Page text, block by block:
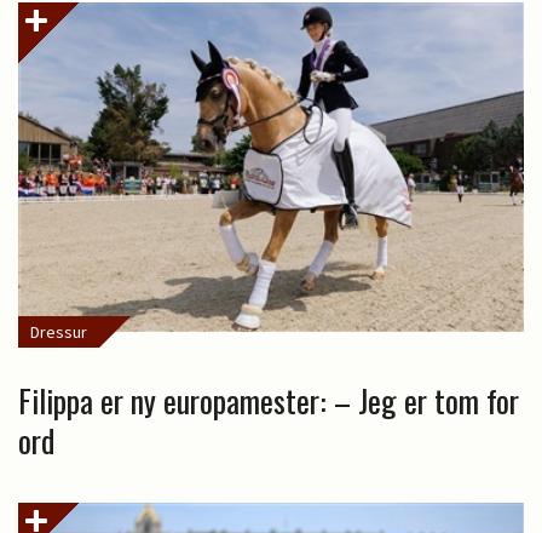
Dressur
Filippa er ny europamester: – Jeg er tom for
ord